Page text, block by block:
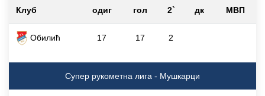
Клуб одиг гол 2` дк МВП
Обилић 17 17 2
Супер рукометна лига - Мушкарци